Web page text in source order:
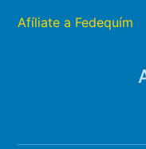
Afíliate a Fedequím